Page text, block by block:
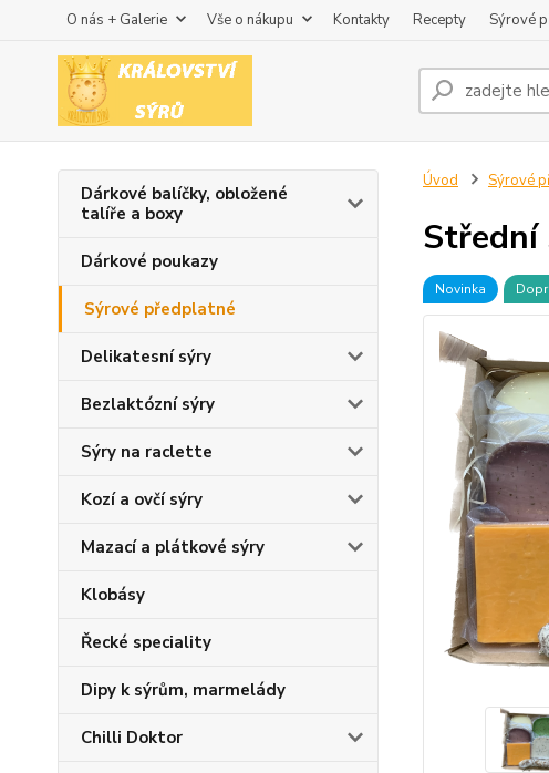
O nás + Galerie Vše o nákupu Kontakty Recepty Sýrové
Dárkové balíčky, obložené
talíře a boxy
Dárkové poukazy
Sýrové předplatné
Delikatesní sýry
Bezlaktózní sýry
Sýry na raclette
Kozí a ovčí sýry
Mazací a plátkové sýry
Klobásy
Řecké speciality
Dipy k sýrům, marmelády
Chilli Doktor
Úvod Sýrové
Střední
Novinka